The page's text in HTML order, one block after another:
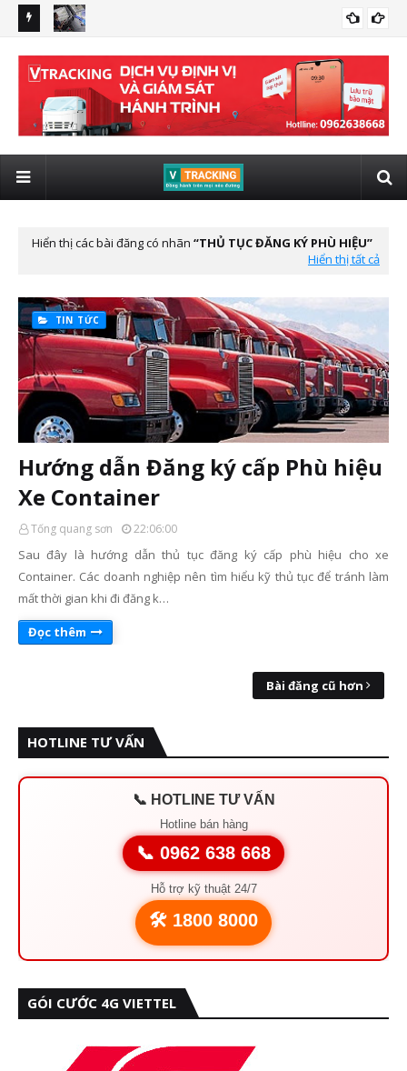
hình ảnh từ 01/01/2025
LẮP ĐỊNH VỊ VIETTEL CHO XE ĐẦU KÉO
Hiển thị các bài đăng có nhãn
THỦ TỤC ĐĂNG KÝ PHÙ HIỆU
Hiển thị tất cả
TIN TỨC
Hướng dẫn Đăng ký cấp Phù hiệu
Xe Container
Tống quang sơn 22:06:00
Sau đây là hướng dẫn thủ tục đăng ký cấp phù hiệu cho xe
Container. Các doanh nghiệp nên tìm hiểu kỹ thủ tục để tránh làm
mất thời gian khi đi đăng k…
Đọc thêm
Bài đăng cũ hơn
HOTLINE TƯ VẤN
📞 HOTLINE TƯ VẤN
Hotline bán hàng
📞 0962 638 668
Hỗ trợ kỹ thuật 24/7
🛠️ 1800 8000
GÓI CƯỚC 4G VIETTEL